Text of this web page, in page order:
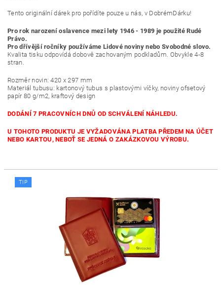
Tento originální dárek pro pořídíte pouze u nás, v DobrémDárku!
Pro rok narození oslavence mezi lety 1946 - 1989 je použité Rudé
Právo.
Pro dřívější ročníky používáme Lidové noviny nebo Svobodné slovo.
Kvalita tisku odpovídá dobově zachovaným podkladům. Obvykle 4-8
stran.
Rozměr novin: 420 x 297 mm
Materiál tubusu: kartonový tubus s plastovými víčky, noviny ofsetový
papír 80 g/m2, kraftový design
DODÁNÍ 7 PRACOVNÍCH DNŮ OD SCHVÁLENÍ NÁHLEDU.
U TOHOTO PRODUKTU JE VYŽADOVÁNA PLATBA PŘEDEM NA ÚČET
NEBO KARTOU, NEBOŤ SE JEDNÁ O ZAKÁZKOVOU VÝROBU.
TIP